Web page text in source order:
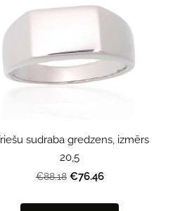
sudraba gredzens, izmērs
20,5
€88.18 €76.46